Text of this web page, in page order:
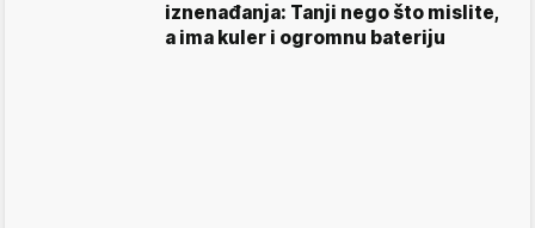
iznenađanja: Tanji nego što mislite,
a ima kuler i ogromnu bateriju